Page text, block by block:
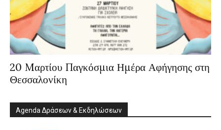
20 Mαρτίου Παγκόσμια Ημέρα Αφήγησης στη
Θεσσαλονίκη
Agenda Δράσεων & Εκδηλώσεων